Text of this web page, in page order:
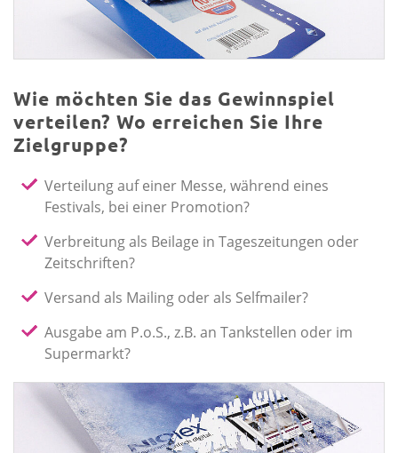
Wie möchten Sie das Gewinnspiel
verteilen? Wo erreichen Sie Ihre
Zielgruppe?
Verteilung auf einer Messe, während eines
Festivals, bei einer Promotion?
Verbreitung als Beilage in Tageszeitungen oder
Zeitschriften?
Versand als Mailing oder als Selfmailer?
Ausgabe am P.o.S., z.B. an Tankstellen oder im
Supermarkt?